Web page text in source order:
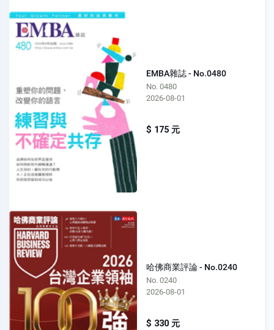
EMBA雜誌 - No.0480
No. 0480
2026-08-01
$ 175 元
哈佛商業評論 - No.0240
No. 0240
2026-08-01
$ 330 元